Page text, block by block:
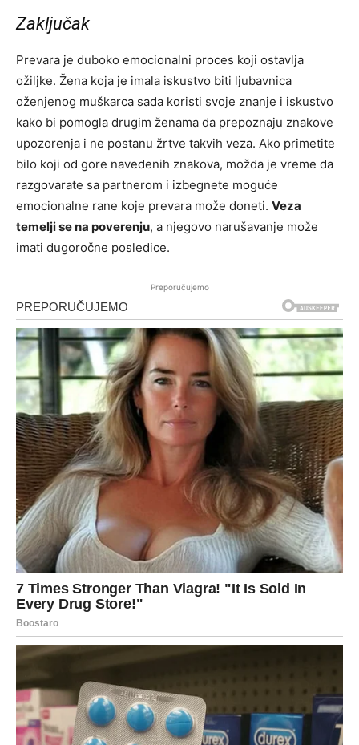
Zaključak
Prevara je duboko emocionalni proces koji ostavlja
ožiljke. Žena koja je imala iskustvo biti ljubavnica
oženjenog muškarca sada koristi svoje znanje i iskustvo
kako bi pomogla drugim ženama da prepoznaju znakove
upozorenja i ne postanu žrtve takvih veza. Ako primetite
bilo koji od gore navedenih znakova, možda je vreme da
razgovarate sa partnerom i izbegnete moguće
emocionalne rane koje prevara može doneti. Veza
temelji se na poverenju, a njegovo narušavanje može
imati dugoročne posledice.
Preporučujemo